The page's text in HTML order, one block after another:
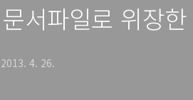
서파일로 위장
2013. 4. 26.